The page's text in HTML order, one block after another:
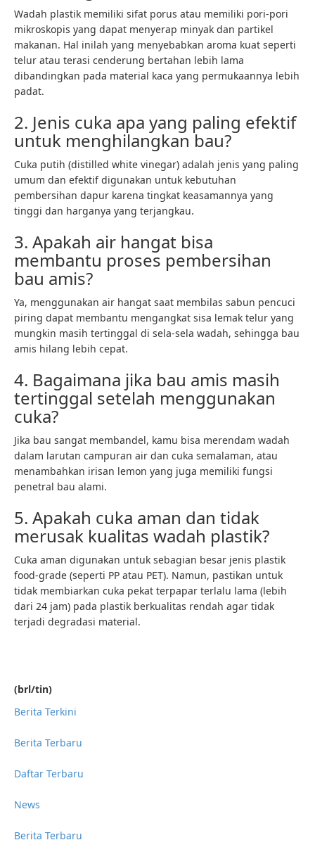
Wadah plastik memiliki sifat porus atau memiliki pori-pori
mikroskopis yang dapat menyerap minyak dan partikel
makanan. Hal inilah yang menyebabkan aroma kuat seperti
telur atau terasi cenderung bertahan lebih lama
dibandingkan pada material kaca yang permukaannya lebih
padat.
2. Jenis cuka apa yang paling efektif
untuk menghilangkan bau?
Cuka putih (distilled white vinegar) adalah jenis yang paling
umum dan efektif digunakan untuk kebutuhan
pembersihan dapur karena tingkat keasamannya yang
tinggi dan harganya yang terjangkau.
3. Apakah air hangat bisa
membantu proses pembersihan
bau amis?
Ya, menggunakan air hangat saat membilas sabun pencuci
piring dapat membantu mengangkat sisa lemak telur yang
mungkin masih tertinggal di sela-sela wadah, sehingga bau
amis hilang lebih cepat.
4. Bagaimana jika bau amis masih
tertinggal setelah menggunakan
cuka?
Jika bau sangat membandel, kamu bisa merendam wadah
dalam larutan campuran air dan cuka semalaman, atau
menambahkan irisan lemon yang juga memiliki fungsi
penetral bau alami.
5. Apakah cuka aman dan tidak
merusak kualitas wadah plastik?
Cuka aman digunakan untuk sebagian besar jenis plastik
food-grade (seperti PP atau PET). Namun, pastikan untuk
tidak membiarkan cuka pekat terpapar terlalu lama (lebih
dari 24 jam) pada plastik berkualitas rendah agar tidak
terjadi degradasi material.
(brl/tin)
Berita Terkini
Berita Terbaru
Daftar Terbaru
News
Berita Terbaru